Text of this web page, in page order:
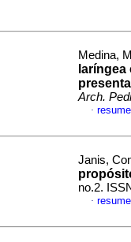
Medina,
Arch.
·
Janis,
no.2.
·